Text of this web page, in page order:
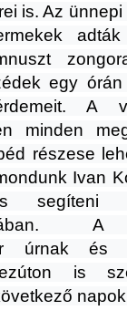
is. Az
egy
A
minden
részese
Ivan
segíteni
A
úrnak és
is